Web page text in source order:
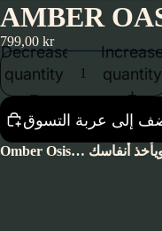
AMBER
799,00 kr
Decrease
quantity
quantity
إلى عربة التسوق